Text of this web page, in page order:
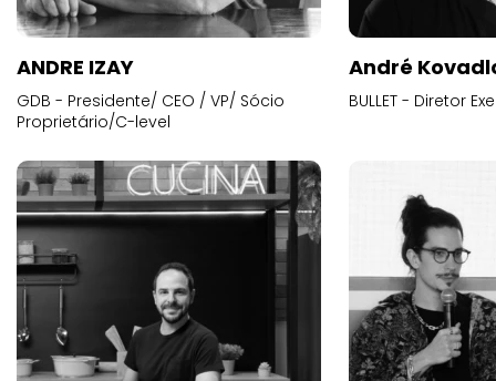
ANDRE IZAY
GDB - Presidente/ CEO / VP/ Sócio
Proprietário/C-level
André
BULLET - Diretor